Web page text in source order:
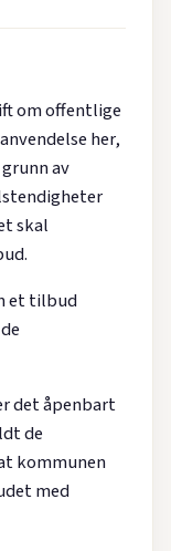
om offentlige
her,
av
skal
et tilbud
det åpenbart
de
kommunen
med